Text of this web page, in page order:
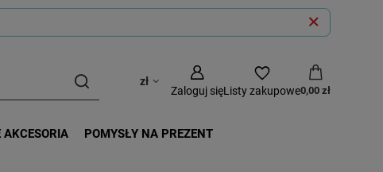
zł
Zaloguj sięListy zakupowe0,00 zł
AKCESORIA
POMYSŁY NA PREZENT